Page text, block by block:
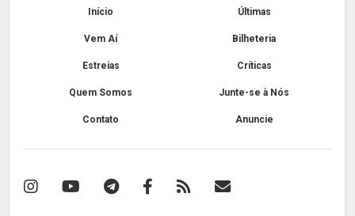
Início Últimas
Vem Aí Bilheteria
Estreias Críticas
Quem Somos Junte-se à Nós
Contato Anuncie